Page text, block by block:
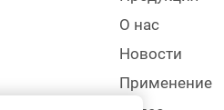
О нас
Новости
Применение